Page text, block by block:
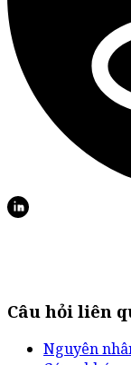
Câu hỏi liên
Nguyên